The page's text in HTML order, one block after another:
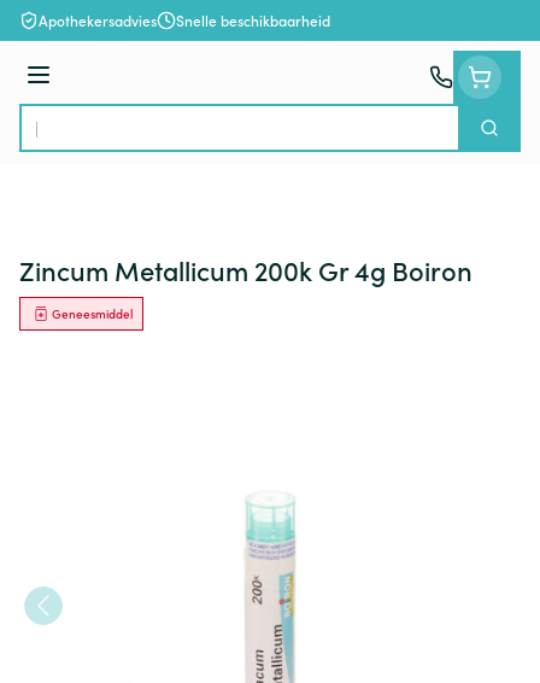
Ga naar de inhoud
Apothekersadvies Snelle beschikbaarheid
Menu
Product, merk, categorie...
Zoek
Zincum Metallicum 200k Gr 4g Boiron
Geneesmiddel